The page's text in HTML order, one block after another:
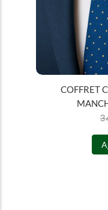
COFFRET